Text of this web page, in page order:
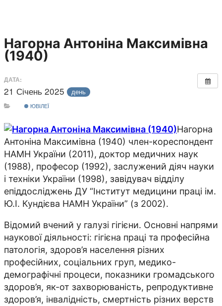
Нагорна Антоніна Максимівна
(1940)
ДАТА:
21 Січень 2025 день
ЮВІЛЕЇ
Нагорна
Антоніна Максимівна (1940) член-кореспондент
НАМН України (2011), доктор медичних наук
(1988), професор (1992), заслужений діяч науки
і техніки України (1998), завідувач відділу
епіддосліджень ДУ “Інститут медицини праці ім.
Ю.І. Кундієва НАМН України” (з 2002).
Відомий вчений у галузі гігієни. Основні напрями
наукової діяльності: гігієна праці та професійна
патологія, здоров’я населення різних
професійних, соціальних груп, медико-
демографічні процеси, показники громадського
здоров’я, як-от захворюваність, репродуктивне
здоров’я, інвалідність, смертність різних верств